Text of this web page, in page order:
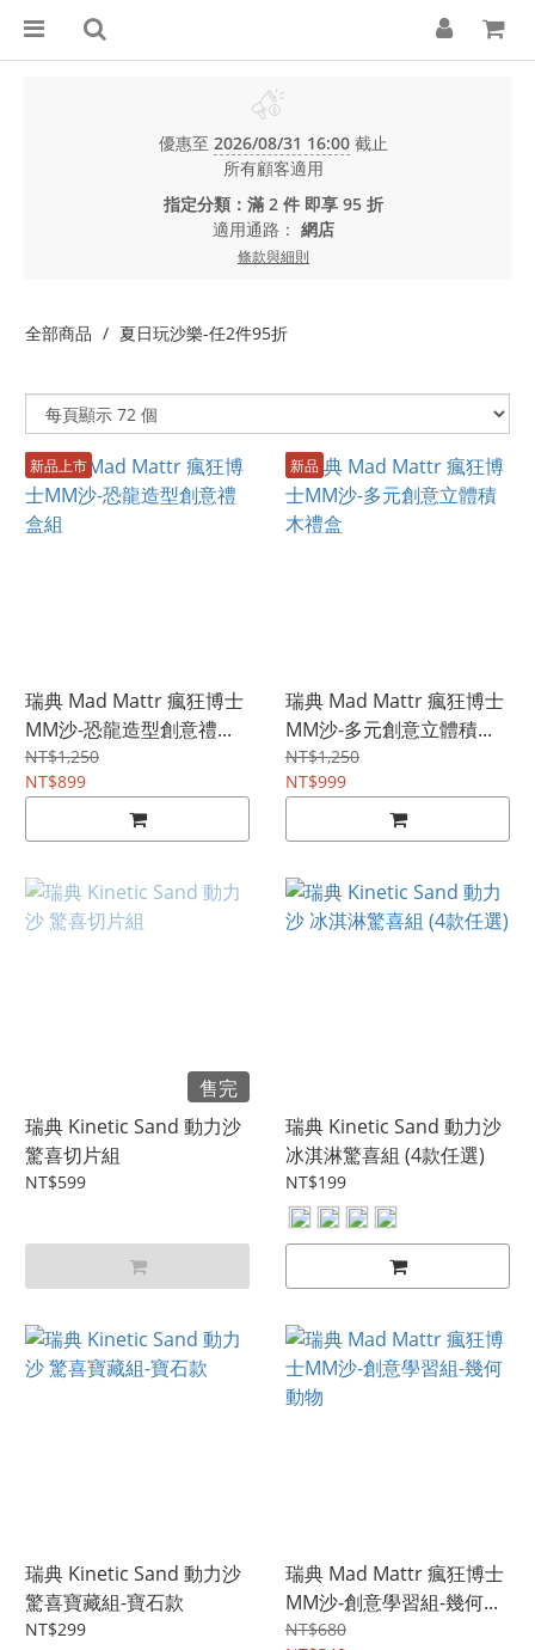
優惠至 2026/08/31 16:00 截止
所有顧客適用
指定分類：滿 2 件 即享 95 折
適用通路： 網店
條款與細則
全部商品 夏日玩沙樂-任2件95折
新品上市
瑞典 Mad Mattr 瘋狂博士
MM沙-恐龍造型創意禮...
NT$1,250
NT$899
新品
瑞典 Mad Mattr 瘋狂博士
MM沙-多元創意立體積...
NT$1,250
NT$999
售完
瑞典 Kinetic Sand 動力沙
驚喜切片組
NT$599
瑞典 Kinetic Sand 動力沙
冰淇淋驚喜組 (4款任選)
NT$199
瑞典 Kinetic Sand 動力沙
驚喜寶藏組-寶石款
NT$299
瑞典 Mad Mattr 瘋狂博士
MM沙-創意學習組-幾何...
NT$680